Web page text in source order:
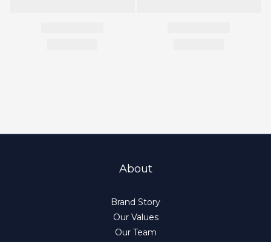
About
Brand Story
Our Values
Our Team